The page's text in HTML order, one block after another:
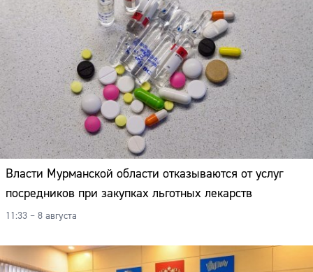
Власти Мурманской области отказываются от услуг
посредников при закупках льготных лекарств
11:33 – 8 августа